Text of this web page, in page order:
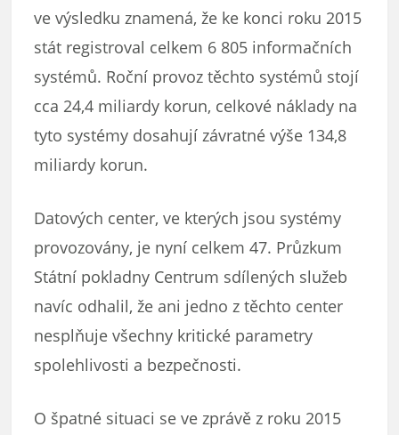
ve výsledku znamená, že ke konci roku 2015
stát registroval celkem 6 805 informačních
systémů. Roční provoz těchto systémů stojí
cca 24,4 miliardy korun, celkové náklady na
tyto systémy dosahují závratné výše 134,8
miliardy korun.
Datových center, ve kterých jsou systémy
provozovány, je nyní celkem 47. Průzkum
Státní pokladny Centrum sdílených služeb
navíc odhalil, že ani jedno z těchto center
nesplňuje všechny kritické parametry
spolehlivosti a bezpečnosti.
O špatné situaci se ve zprávě z roku 2015